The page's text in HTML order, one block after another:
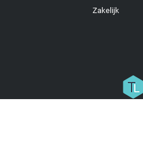
Zakelijk